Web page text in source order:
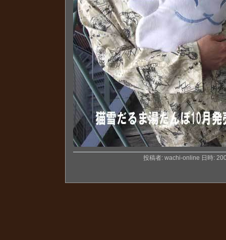
投稿者: wachi-online 日時: